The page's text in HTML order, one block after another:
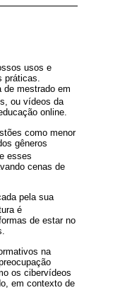
usos e
de mestrado em
ou vídeos da
online.
como menor
gêneros
esses
cenas de
pela sua
é
de estar no
na
os cibervídeos
em contexto de